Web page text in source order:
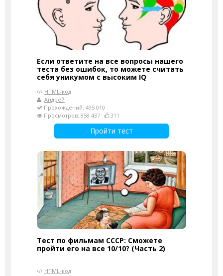
Если ответите на все вопросы нашего
теста без ошибок, то можете считать
себя уникумом с высоким IQ
HTML-код
Андрей
Прохождений: 495 010
Просмотров: 858 437
311
Пройти тест
Тест по фильмам СССР: Сможете
пройти его на все 10/10? (Часть 2)
HTML-код